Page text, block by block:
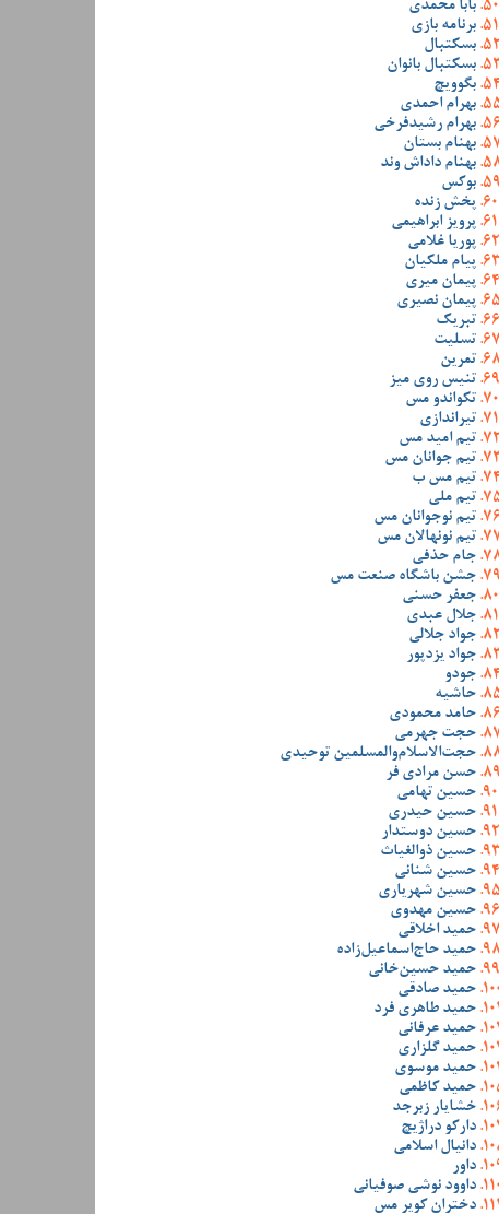
بابا محمدی
برنامه بازی
بسکتبال
بسکتبال بانوان
بگوویچ
بهرام احمدی
بهرام رشیدفرخی
بهنام بستان
بهنام داداش وند
بوکس
پخش زنده
پرویز ابراهیمی
پوریا غلامی
پیام ملکیان
پیمان میری
پیمان نصیری
تبریک
تسلیت
تمرین
تنیس روی میز
تکواندو مس
تیراندازی
تیم امید مس
تیم جوانان مس
تیم مس ب
تیم ملی
تیم نوجوانان مس
تیم نونهالان مس
جام حذفی
جشن باشگاه صنعت مس
جعفر حسنی
جلال عبدی
جواد جلالی
جواد یزدپور
جودو
حاشیه
حامد محمودی
حجت جهرمی
حجت‌الاسلام‌والمسلمین توحیدی
حسن مرادی فر
حسین تهامی
حسین حیدری
حسین دوستدار
حسین ذوالغیاث
حسین شنانی
حسین شهریاری
حسین مهدوی
حمید اخلاقی
حمید حاج‌اسماعیل‌زاده
حمید حسین‌خانی
حمید صادقی
حمید طاهری فرد
حمید عرفانی
حمید گلزاری
حمید موسوی
حمید کاظمی
خشایار زبرجد
دارکو دراژیچ
دانیال اسلامی
داور
داوود نوشی صوفیانی
دختران کویر مس